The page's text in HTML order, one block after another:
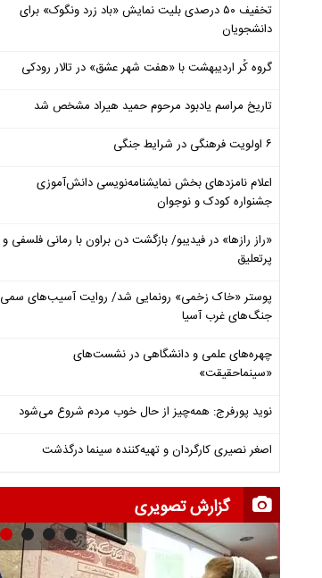
تخفیف ۵۰ درصدی بلیت نمایش «باد زرد ونگوک» برای
دانشجویان
گروه کُر اردیبهشت با «هفت شهر عشق» در تالار رودکی
تاریخ مراسم یادبود مرحوم حمید هیراد مشخص شد
۶ اولویت فرهنگی در شرایط جنگی
اعلام نامزدهای بخش نمایشنامه‌نویسی دانش‌آموزی
جشنواره کودک و نوجوان
«راز رازها» در فیدیبو/ بازگشت دن براون با رمانی فلسفی و
پرتعلیق
پوستر «خاک‌ زخمی» رونمایی شد/ روایت آسیب‌های سمی
جنگ‌های غرب آسیا
چهره‌های علمی و دانشگاهی در نشست‌های
«سینماحقیقت»
نوید پورفرج: همه‌چیز از حال خوب مردم شروع می‌شود
اصغر نصیری کارگردان و تهیه‌کننده سینما درگذشت
گزارش تصویری